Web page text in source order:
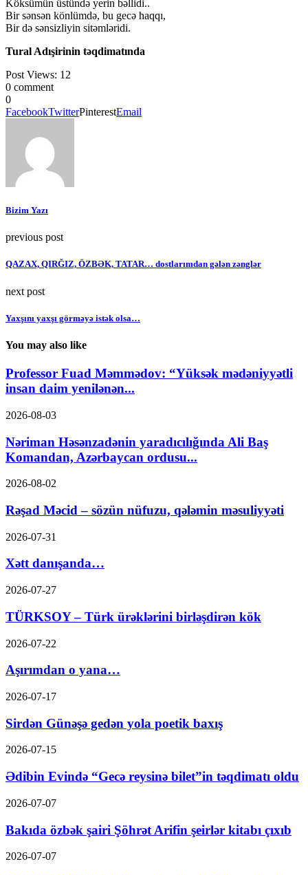
Köksümün üstündə yerin bəllidi..
Bir sənsən könlümdə, bu gecə haqqı,
Bir də sənsizliyin sitəmləridi.
Tural Adışirinin təqdimatında
Post Views: 12
0 comment
0
FacebookTwitterPinterestEmail
Bizim Yazı
previous post
QAZAX, QIRĞIZ, ÖZBƏK, TATAR… dostlarımdan gələn zənglər
next post
Yaxşını yaxşı görməyə istək olsa…
You may also like
Professor Fuad Məmmədov: “Yüksək mədəniyyətli
insan daim yenilənən...
2026-08-03
Nəriman Həsənzadənin yaradıcılığında Ali Baş
Komandan, Azərbaycan ordusu...
2026-08-02
Rəşad Məcid – sözün nüfuzu, qələmin məsuliyyəti
2026-07-31
Xətt danışanda…
2026-07-27
TÜRKSOY – Türk ürəklərini birləşdirən kök
2026-07-22
Aşırımdan o yana…
2026-07-17
Sirdən Günəşə gedən yola poetik baxış
2026-07-15
Ədibin Evində “Gecə reysinə bilet”in təqdimatı oldu
2026-07-07
Bakıda özbək şairi Şöhrət Arifin şeirlər kitabı çıxıb
2026-07-07